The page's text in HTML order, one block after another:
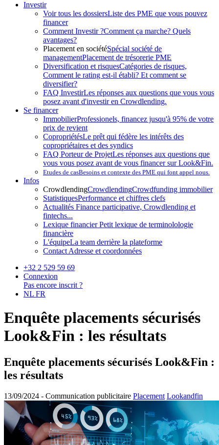
Investir
Voir tous les dossiersListe des PME que vous pouvez
financer
Comment Investir ?Comment ça marche? Quels
avantages?
Placement en sociétéSpécial société de
managementPlacement de trésorerie PME
Diversification et risquesCatégories de risques,
Comment le rating est-il établi? Et comment se
diversifier?
FAQ InvestirLes réponses aux questions que vous vous
posez avant d'investir en Crowdlending.
Se financer
ImmobilierProfessionels, financez jusqu'à 95% de votre
prix de revient
CopropriétésLe prêt qui fédère les intérêts des
copropriétaires et des syndics
FAQ Porteur de ProjetLes réponses aux questions que
vous vous posez avant de vous financer sur Look&Fin.
Etudes de casBesoins et contexte des PME qui font appel nous.
Infos
CrowdlendingCrowdlendingCrowdfunding immobilier
StatistiquesPerformance et chiffres clefs
Actualités Finance participative, Crowdlending et
fintechs...
Lexique financierPetit lexique de terminolologie
financière
L'équipeLa team derrière la plateforme
Contact Adresse et coordonnées
+32 2 529 59 69
Connexion
Pas encore inscrit ?
NL FR
Enquête placements sécurisés
Look&Fin : les résultats
Enquête placements sécurisés Look&Fin :
les résultats
13/09/2024 - Communication publicitaire Placement Lookandfin